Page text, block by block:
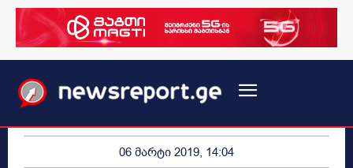
06 მარტი 2019, 14:04